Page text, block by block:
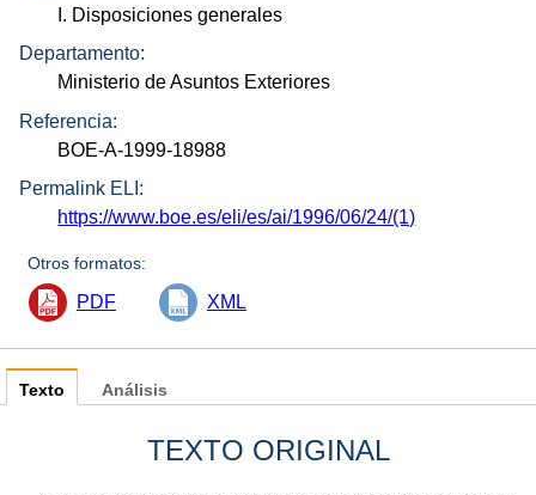
I. Disposiciones generales
Departamento:
Ministerio de Asuntos Exteriores
Referencia:
BOE-A-1999-18988
Permalink ELI:
https://www.boe.es/eli/es/ai/1996/06/24/(1)
Otros formatos:
PDF XML
Texto
TEXTO ORIGINAL
Análisis